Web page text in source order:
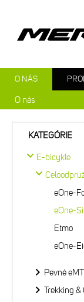
KATEGÓRIE
E-bicykle
eOne-
eOne-
Etmo
eOne-
Pevné
Trekking &
O NÁS
O nás